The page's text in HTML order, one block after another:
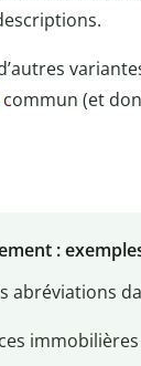
commun (et
:
abréviations
immobilières